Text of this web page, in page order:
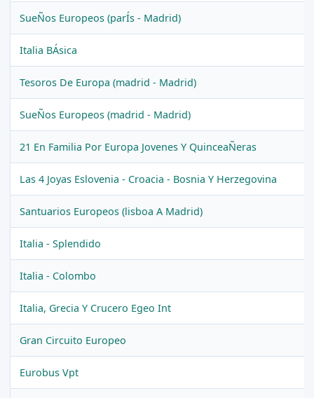
SueÑos Europeos (parÍs - Madrid)
Italia BÁsica
Tesoros De Europa (madrid - Madrid)
SueÑos Europeos (madrid - Madrid)
21 En Familia Por Europa Jovenes Y QuinceaÑeras
Las 4 Joyas Eslovenia - Croacia - Bosnia Y Herzegovina
Santuarios Europeos (lisboa A Madrid)
Italia - Splendido
Italia - Colombo
Italia, Grecia Y Crucero Egeo Int
Gran Circuito Europeo
Eurobus Vpt